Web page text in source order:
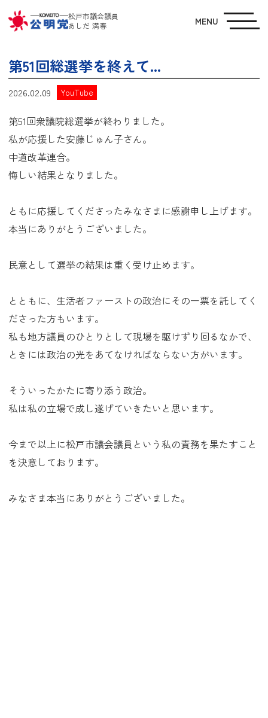
松戸市議会議員
あしだ 満春
MENU
第51回総選挙を終えて...
2026.02.09 YouTube
第51回衆議院総選挙が終わりました。
私が応援した安藤じゅん子さん。
中道改革連合。
悔しい結果となりました。
ともに応援してくださったみなさまに感謝申し上げます。
本当にありがとうございました。
民意として選挙の結果は重く受け止めます。
とともに、生活者ファーストの政治にその一票を託してく
ださった方もいます。
私も地方議員のひとりとして現場を駆けずり回るなかで、
ときには政治の光をあてなければならない方がいます。
そういったかたに寄り添う政治。
私は私の立場で成し遂げていきたいと思います。
今まで以上に松戸市議会議員という私の責務を果たすこと
を決意しております。
みなさま本当にありがとうございました。